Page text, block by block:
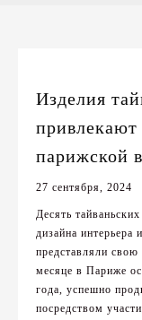
Изделия
привлекают
парижской
27 сентября, 2024
Десять
дизайна интерьера
представляли
месяце в Париже
года, успешно
посредством